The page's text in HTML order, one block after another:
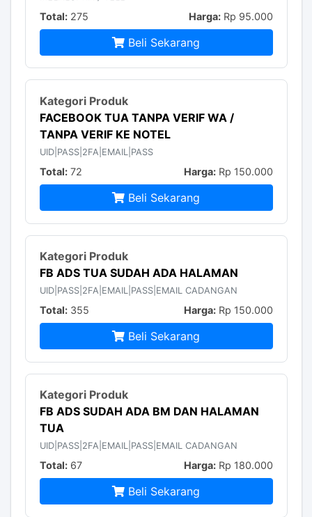
Total:275 Harga:Rp 95.000
Beli Sekarang
FACEBOOK TUA TANPA VERIF WA /
TANPA VERIF KE NOTEL
UID|PASS|2FA|EMAIL|PASS
Total:72 Harga:Rp 150.000
Beli Sekarang
FB ADS TUA SUDAH ADA HALAMAN
UID|PASS|2FA|EMAIL|PASS|EMAIL CADANGAN
Total:355 Harga:Rp 150.000
Beli Sekarang
FB ADS SUDAH ADA BM DAN HALAMAN
TUA
UID|PASS|2FA|EMAIL|PASS|EMAIL CADANGAN
Total:67 Harga:Rp 180.000
Beli Sekarang